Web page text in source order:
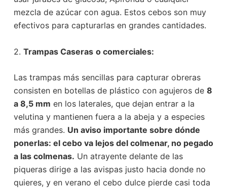
mezcla de azúcar con agua. Estos cebos son muy
efectivos para capturarlas en grandes cantidades.
2. Trampas Caseras o comerciales:
Las trampas más sencillas para capturar obreras
consisten en botellas de plástico con agujeros de 8
a 8,5 mm en los laterales, que dejan entrar a la
velutina y mantienen fuera a la abeja y a especies
más grandes. Un aviso importante sobre dónde
ponerlas: el cebo va lejos del colmenar, no pegado
a las colmenas. Un atrayente delante de las
piqueras dirige a las avispas justo hacia donde no
quieres, y en verano el cebo dulce pierde casi toda